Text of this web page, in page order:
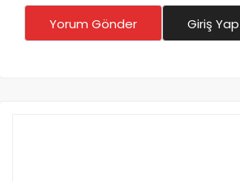
Yorum Gönder Giriş Yap